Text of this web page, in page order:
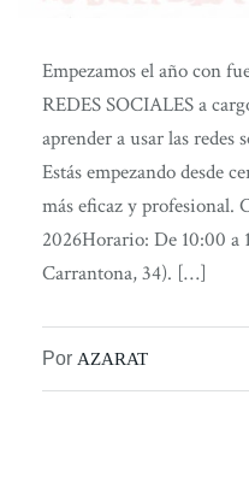
Empezamos el año con
REDES SOCIALES a
aprender a usar las redes
Estás empezando desde
más eficaz y profesional.
2026Horario: De 10:00 a
Carrantona, 34). […]
Por AZARAT